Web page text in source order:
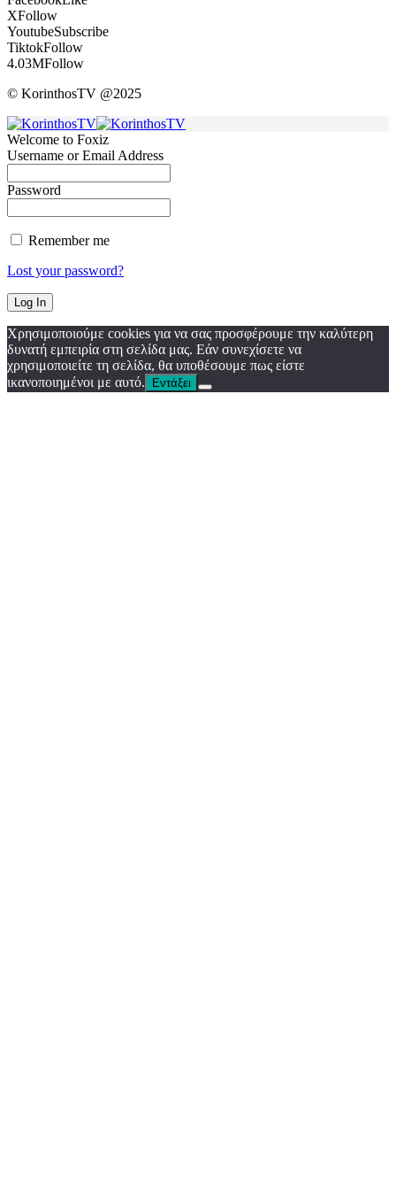
XFollow
YoutubeSubscribe
TiktokFollow
4.03MFollow
© KorinthosTV @2025
Welcome to Foxiz
Username or Email Address
Password
Remember me
Lost your password?
Χρησιμοποιούμε cookies για να σας προσφέρουμε την καλύτερη
δυνατή εμπειρία στη σελίδα μας. Εάν συνεχίσετε να
χρησιμοποιείτε τη σελίδα, θα υποθέσουμε πως είστε
ικανοποιημένοι με αυτό.
Εντάξει